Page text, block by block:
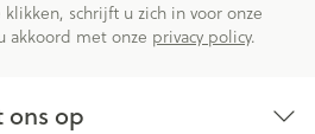
schrijft u zich in voor onze
akkoord met onze privacy policy.
ons op